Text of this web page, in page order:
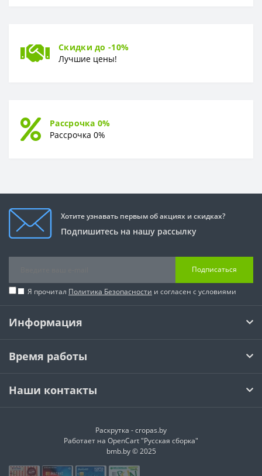
Скидки до -10%
Лучшие цены!
Рассрочка 0%
Рассрочка 0%
Хотите узнавать первым об акциях и скидках?
Подпишитесь на нашу рассылку
Подписаться
Я прочитал Политика Безопасности и согласен с условиями
Информация
Время работы
Наши контакты
Раскрутка -cropas.by
Работает на OpenCart "Русская сборка"
bmb.by © 2025